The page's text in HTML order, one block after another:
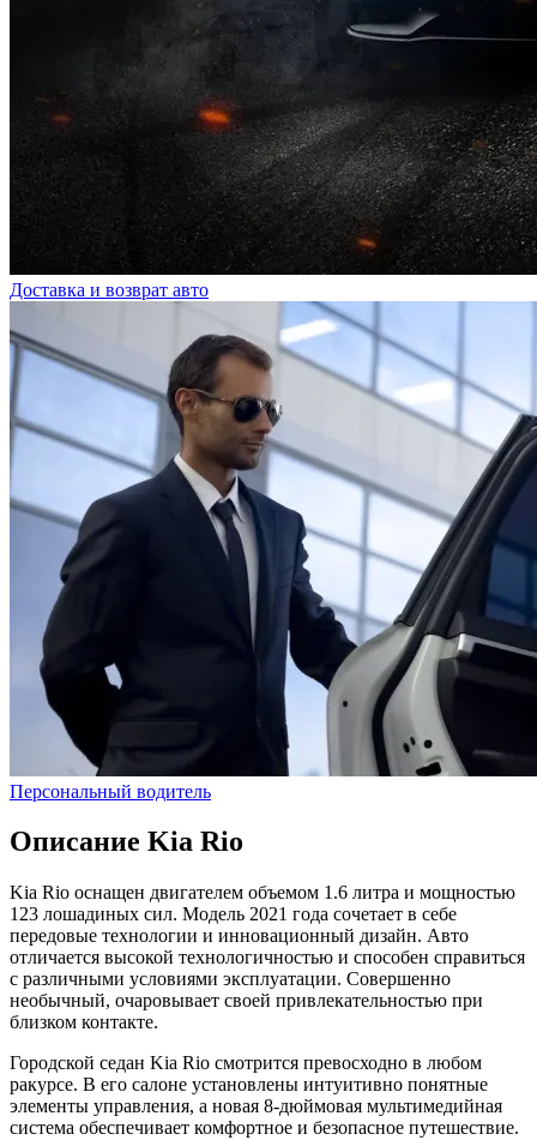
Доставка и возврат авто
Персональный водитель
Описание Kia Rio
Kia Rio оснащен двигателем объемом 1.6 литра и мощностью
123 лошадиных сил. Модель 2021 года сочетает в себе
передовые технологии и инновационный дизайн. Авто
отличается высокой технологичностью и способен справиться
с различными условиями эксплуатации. Совершенно
необычный, очаровывает своей привлекательностью при
близком контакте.
Городской седан Kia Rio смотрится превосходно в любом
ракурсе. В его салоне установлены интуитивно понятные
элементы управления, а новая 8-дюймовая мультимедийная
система обеспечивает комфортное и безопасное путешествие.